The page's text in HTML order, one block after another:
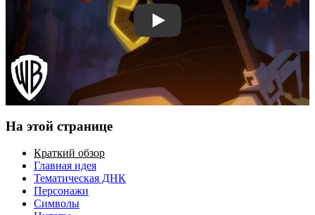
Смотреть трейлер
На этой странице
Краткий обзор
Главная идея
Тематическая ДНК
Персонажи
Символы